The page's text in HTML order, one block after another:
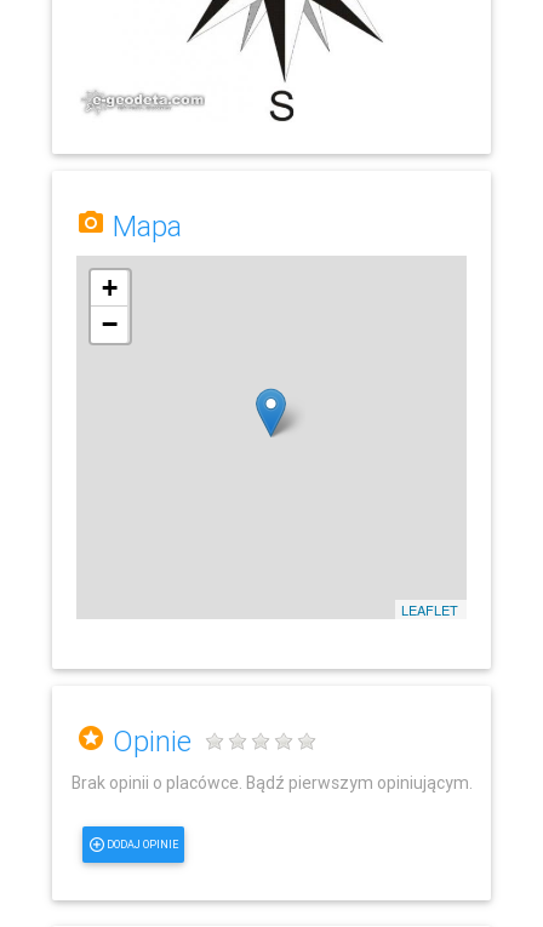
Mapa
+
−
LEAFLET
Opinie
Brak opinii o placówce. Bądź pierwszym opiniującym.
DODAJ OPINIE